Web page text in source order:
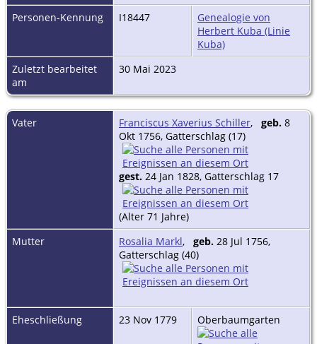
Personen-Kennung
I18447
Genealogie von
Herbert Kuba (Linie
Kuba)
Zuletzt bearbeitet
am
30 Mai 2023
Vater Franciscus Xaverius Schiller, geb. 8
Okt 1756, Gatterschlag (17)
gest. 24 Jan 1828, Gatterschlag 17
(Alter 71 Jahre)
Mutter
Rosalia Markl, geb. 28 Jul 1756,
Gatterschlag (40)
Eheschließung 23 Nov 1779 Oberbaumgarten